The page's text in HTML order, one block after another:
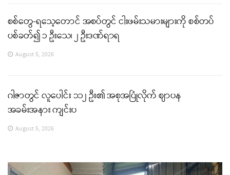
စစ်တွေ-ရသေ့တောင် အစပ်တွင် ငါးဖမ်းသမားများကို စစ်တပ်
ပစ်ခတ်၍ ၁ ဦးသေ၊ ၂ ဦးဒဏ်ရာရ
August 5, 2026
ဂါဇာတွင် လူပေါင်း ၁၁၂ ဦး၏ အစုအပြုံလိုက် ဈာပန
အခမ်းအနား ကျင်းပ
August 5, 2026